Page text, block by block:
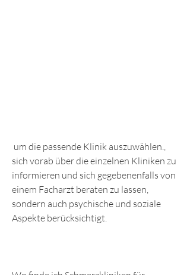
sich vorab über die einzelnen Kliniken zu
informieren und sich gegebenenfalls von
einem Facharzt beraten zu lassen,
sondern auch psychische und soziale
Aspekte berücksichtigt.